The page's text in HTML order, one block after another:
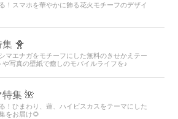
！スマホを華やかに飾る花火モチーフのデザイ
🐥
マエナガをモチーフにした無料のきせかえテー
や写真の壁紙で癒しのモバイルライフを♪
集 🌺
！ひまわり、蓮、ハイビスカスをテーマにした
をお届け🌻